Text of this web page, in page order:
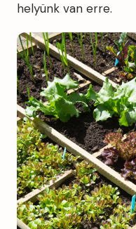
helyünk van erre.